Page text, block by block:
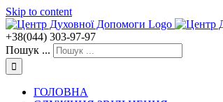
Skip to content
+38(044) 303-97-97
Пошук ...
ГОЛОВНА